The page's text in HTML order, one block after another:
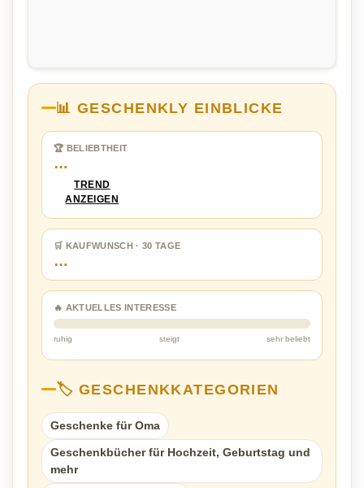
📊 GESCHENKLY EINBLICKE
🏆 BELIEBTHEIT
…
TREND
ANZEIGEN
🛒 KAUFWUNSCH · 30 TAGE
…
🔥 AKTUELLES INTERESSE
ruhig steigt sehr beliebt
🏷️ GESCHENKKATEGORIEN
Geschenke für Oma
Geschenkbücher für Hochzeit, Geburtstag und
mehr